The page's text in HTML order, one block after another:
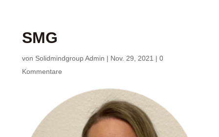
SMG
von Solidmindgroup Admin | Nov. 29, 2021 | 0
Kommentare